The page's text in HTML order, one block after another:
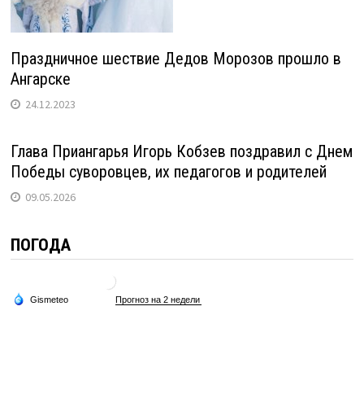
Праздничное шествие Дедов Морозов прошло в
Ангарске
24.12.2023
Глава Приангарья Игорь Кобзев поздравил с Днем
Победы суворовцев, их педагогов и родителей
09.05.2026
ПОГОДА